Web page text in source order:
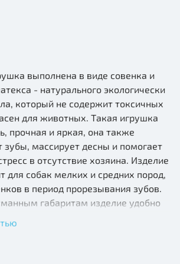
выполнена в виде совенка и
- натурального экологически
который не содержит токсичных
для животных. Такая игрушка
прочная и яркая, она также
зубы, массирует десны и помогает
в отсутствие хозяина. Изделие
для собак мелких и средних пород,
в период прорезывания зубов.
габаритам изделие удобно
делом - грызть, кусать и
а звонкая "пищалка" внутри изделия
инстинкты животного, делая